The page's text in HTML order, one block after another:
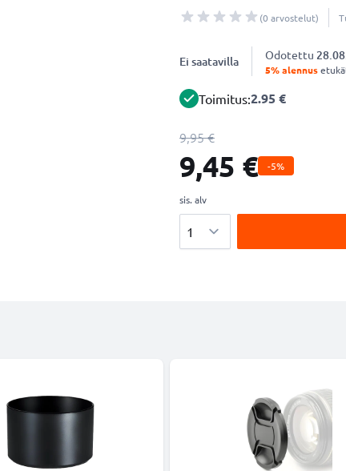
(0 arvostelut)
Ei saatavilla Odotettu
5% alennus
Toimitus:2.95 €
9,95 €
9,45 € -5%
sis. alv